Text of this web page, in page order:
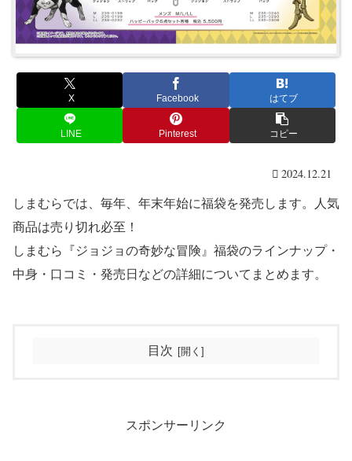
X Facebook はてブ
LINE Pinterest コピー
2024.12.21
しまむらでは、毎年、年末年始に福袋を発売します。人気
商品は売り切れ必至！
しまむら『ジョジョの奇妙な冒険』福袋のラインナップ・
中身・口コミ・発売日などの詳細についてまとめます。
目次
スポンサーリンク